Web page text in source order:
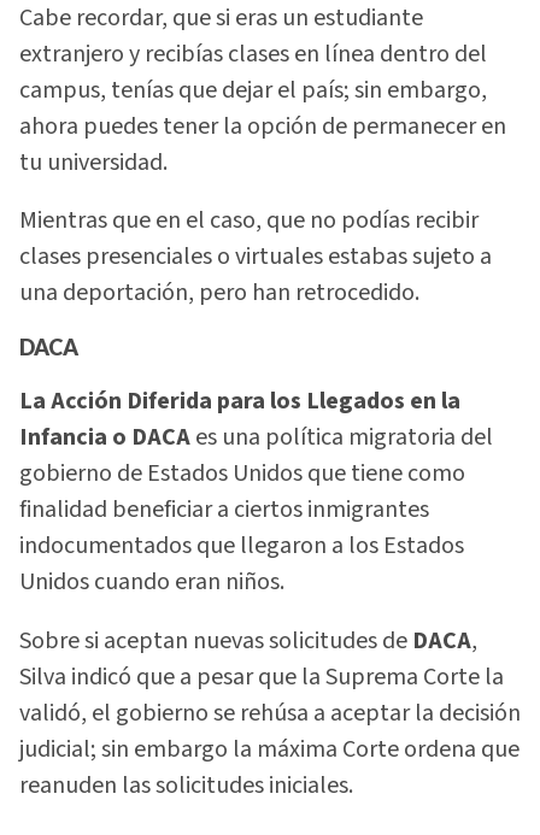
Cabe recordar, que si eras un estudiante
extranjero y recibías clases en línea dentro del
campus, tenías que dejar el país; sin embargo,
ahora puedes tener la opción de permanecer en
tu universidad.
Mientras que en el caso, que no podías recibir
clases presenciales o virtuales estabas sujeto a
una deportación, pero han retrocedido.
DACA
La Acción Diferida para los Llegados en la
Infancia o DACAes una política migratoria del
gobierno de Estados Unidos que tiene como
finalidad beneficiar a ciertos inmigrantes
indocumentados que llegaron a los Estados
Unidos cuando eran niños.
Sobre si aceptan nuevas solicitudes de DACA,
Silva indicó que a pesar que la Suprema Corte la
validó, el gobierno se rehúsa a aceptar la decisión
judicial; sin embargo la máxima Corte ordena que
reanuden las solicitudes iniciales.